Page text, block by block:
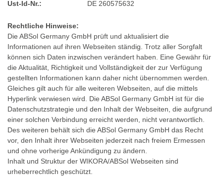
Ust-Id-Nr.: DE 260575632
Rechtliche Hinweise:
Die ABSol Germany GmbH prüft und aktualisiert die
Informationen auf ihren Webseiten ständig. Trotz aller Sorgfalt
können sich Daten inzwischen verändert haben. Eine Gewähr für
die Aktualität, Richtigkeit und Vollständigkeit der zur Verfügung
gestellten Informationen kann daher nicht übernommen werden.
Gleiches gilt auch für alle weiteren Webseiten, auf die mittels
Hyperlink verwiesen wird. Die ABSol Germany GmbH ist für die
Datenschutzstrategie und den Inhalt der Webseiten, die aufgrund
einer solchen Verbindung erreicht werden, nicht verantwortlich.
Des weiteren behält sich die ABSol Germany GmbH das Recht
vor, den Inhalt ihrer Webseiten jederzeit nach freiem Ermessen
und ohne vorherige Ankündigung zu ändern.
Inhalt und Struktur der WIKORA/ABSol Webseiten sind
urheberrechtlich geschützt.